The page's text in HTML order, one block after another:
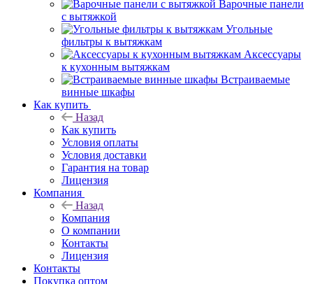
Варочные панели
с вытяжкой
Угольные
фильтры к вытяжкам
Аксессуары
к кухонным вытяжкам
Встраиваемые
винные шкафы
Как купить
Назад
Как купить
Условия оплаты
Условия доставки
Гарантия на товар
Лицензия
Компания
Назад
Компания
О компании
Контакты
Лицензия
Контакты
Покупка оптом